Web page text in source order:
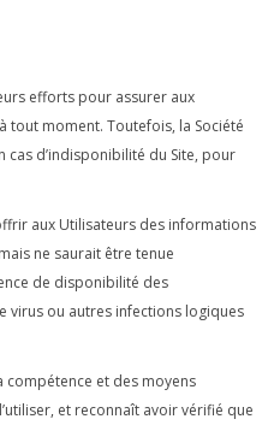
efforts pour assurer aux
tout moment. Toutefois, la Société
d’indisponibilité du Site, pour
aux Utilisateurs des informations
ne saurait être tenue
de disponibilité des
virus ou autres infections logiques
compétence et des moyens
et reconnaît avoir vérifié que